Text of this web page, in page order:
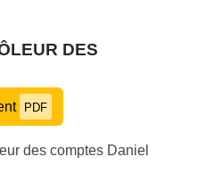
DES
PDF
des comptes Daniel